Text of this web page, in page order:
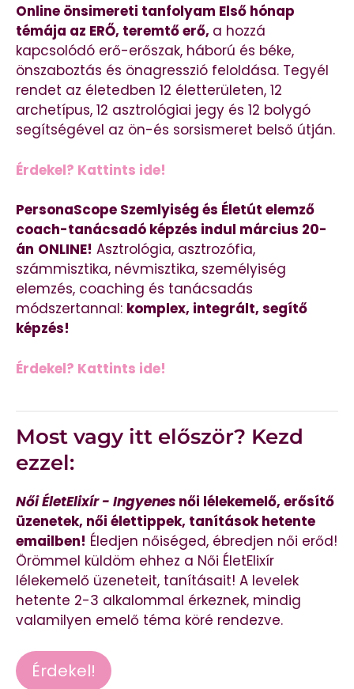
Online önsimereti tanfolyam Első hónap
témája az ERŐ, teremtő erő, a hozzá
kapcsolódó erő-erőszak, háború és béke,
önszaboztás és önagresszió feloldása. Tegyél
rendet az életedben 12 életterületen, 12
archetípus, 12 asztrológiai jegy és 12 bolygó
segítségével az ön-és sorsismeret belső útján.
Érdekel? Kattints ide!
PersonaScope Szemlyiség és Életút elemző
coach-tanácsadó képzés indul március 20-
án ONLINE! Asztrológia, asztrozófia,
számmisztika, névmisztika, személyiség
elemzés, coaching és tanácsadás
módszertannal: komplex, integrált, segítő
képzés!
Érdekel? Kattints ide!
Most vagy itt először? Kezd
ezzel:
Női ÉletElixír - Ingyenes női lélekemelő, erősítő
üzenetek, női élettippek, tanítások hetente
emailben! Éledjen nőiséged, ébredjen női erőd!
Örömmel küldöm ehhez a Női ÉletElixír
lélekemelő üzeneteit, tanításait! A levelek
hetente 2-3 alkalommal érkeznek, mindig
valamilyen emelő téma köré rendezve.
Érdekel!